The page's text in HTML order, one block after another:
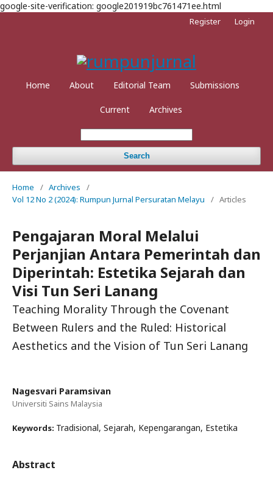
google-site-verification: google201919bc761471ee.html
Home About Editorial Team Submissions
Current Archives
Search
Register Login
Home / Archives
/
Vol 12 No 2 (2024): Rumpun Jurnal Persuratan Melayu
/ Articles
Pengajaran Moral Melalui
Perjanjian Antara Pemerintah dan
Diperintah: Estetika Sejarah dan
Visi Tun Seri Lanang
Teaching Morality Through the Covenant
Between Rulers and the Ruled: Historical
Aesthetics and the Vision of Tun Seri Lanang
Nagesvari Paramsivan
Universiti Sains Malaysia
Keywords: Tradisional, Sejarah, Kepengarangan, Estetika
Abstract